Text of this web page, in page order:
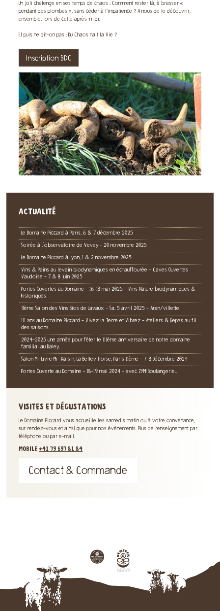
Un joli chalenge en ses temps de chaos : Comment rester là, à brasser «
pendant des plombes », sans céder à l’impatience ? A nous de le découvrir,
ensemble, lors de cette après-midi.
Et puis ne dit-on pas : Du Chaos nait la Vie ?
Inscription BDC
ACTUALITÉ
Le Domaine Piccard à Paris, 6 & 7 décembre 2025
Soirée à L'observatoire de Vevey - 20 novembre 2025
Le Domaine Piccard à Lyon, 1 & 2 novembre 2025
Vins & Pains au levain biodynamiques en échauffourée - Caves Ouvertes
Vaudoise - 7 & 8 juin 2025
Portes Ouvertes au Domaine - 16-18 mai 2025 - Vins Nature biodynamiques &
Historiques
9ème Salon des Vins Bios de Lavaux - Sa. 5 avril 2025 - Aran/villette
111 ans au Domaine Piccard - Vivez la Terre et Vibrez - Ateliers & Repas au fil
des saisons
2024-2025 une année pour fêter le 111ème anniversaire de notre domaine
familial au Daley.
Salon Mi-Livre Mi- Raisin, La Bellevilloise, Paris 11ème - 7-8 Décembre 2024
Portes Ouverte au Domaine - 18-19 mai 2024 - avec ZYMI Boulangerie..
VISITES ET DÉGUSTATIONS
Le Domaine Piccard vous accueille les samedis matin ou à votre convenance,
sur rendez-vous et ainsi que pour nos évènements. Plus de renseignement par
téléphone ou par e-mail.
MOBILE+41 79 697 81 84
Contact & Commande